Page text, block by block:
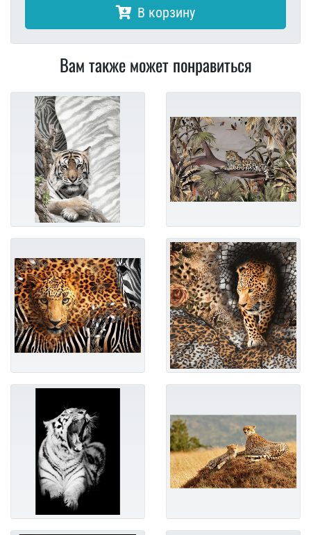
В корзину
Вам также может понравиться